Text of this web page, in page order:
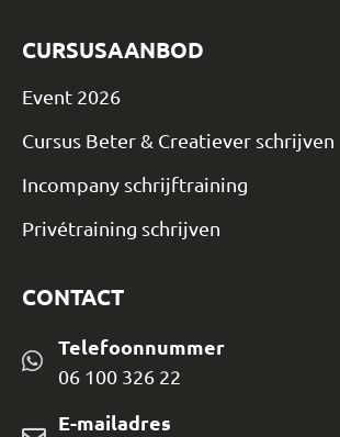
CURSUSAANBOD
Event 2026
Cursus Beter & Creatiever schrijven
Incompany schrijftraining
Privétraining schrijven
CONTACT
Telefoonnummer
06 100 326 22
E-mailadres